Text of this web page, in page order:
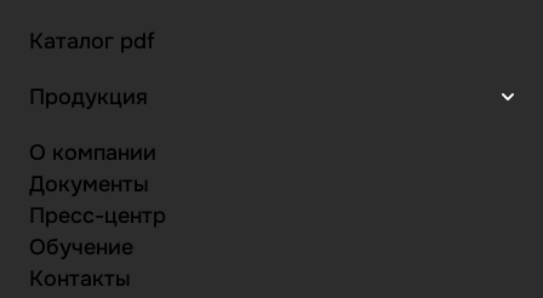
Каталог pdf
Продукция
О компании
Документы
Пресс-центр
Обучение
Контакты